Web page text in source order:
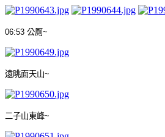
06:53 公厠~
遠眺面天山~
二子山東峰~